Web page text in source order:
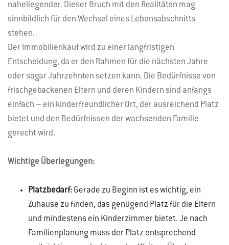
naheliegender. Dieser Bruch mit den Realitäten mag
sinnbildlich für den Wechsel eines Lebensabschnitts
stehen.
Der Immobilienkauf wird zu einer langfristigen
Entscheidung, da er den Rahmen für die nächsten Jahre
oder sogar Jahrzehnten setzen kann. Die Bedürfnisse von
frischgebackenen Eltern und deren Kindern sind anfangs
einfach – ein kinderfreundlicher Ort, der ausreichend Platz
bietet und den Bedürfnissen der wachsenden Familie
gerecht wird.
Wichtige Überlegungen:
Platzbedarf: Gerade zu Beginn ist es wichtig, ein
Zuhause zu finden, das genügend Platz für die Eltern
und mindestens ein Kinderzimmer bietet. Je nach
Familienplanung muss der Platz entsprechend